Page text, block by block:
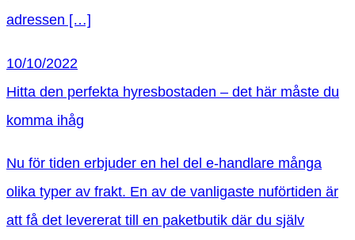
adressen […]
10/10/2022
Hitta den perfekta hyresbostaden – det här måste du
komma ihåg
Nu för tiden erbjuder en hel del e-handlare många
olika typer av frakt. En av de vanligaste nuförtiden är
att få det levererat till en paketbutik där du själv